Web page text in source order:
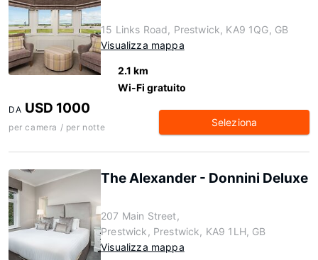
15 Links Road, Prestwick, KA9 1QG, GB
Visualizza mappa
2.1 km
Wi-Fi gratuito
DA USD 1000
per camera / per notte Seleziona
The Alexander - Donnini Deluxe
207 Main Street,
Prestwick, Prestwick, KA9 1LH, GB
Visualizza mappa